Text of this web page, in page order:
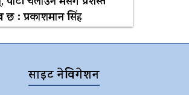
: प्रकाशमान सिंह
साइट नेविगेशन